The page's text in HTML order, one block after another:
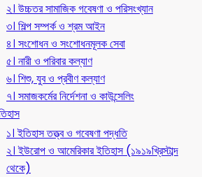
২। উচ্চতর সামাজিক গবেষণা ও পরিসংখ্যান
৩। শিল্প সম্পর্ক ও শ্রম আইন
৪। সংশোধন ও সংশোধনমূলক সেবা
৫। নারী ও পরিবার কল্যাণ
৬। শিশু, যুব ও প্রবীণ কল্যাণ
৭। সমাজকর্মের নির্দেশনা ও কাউন্সেলিং
১। ইতিহাস তত্ত্ব ও গবেষণা পদ্ধতি
২। ইউরোপ ও আমেরিকার ইতিহাস (১৯১৯খ্রিস্টাব্দ
থেকে)